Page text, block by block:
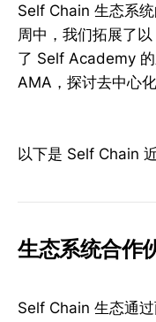
Self Chain 生态系
周中，我们拓展了
了 Self Academy
AMA，探讨去中心
以下是 Self Chain
生态系统合作
Self Chain 生态通